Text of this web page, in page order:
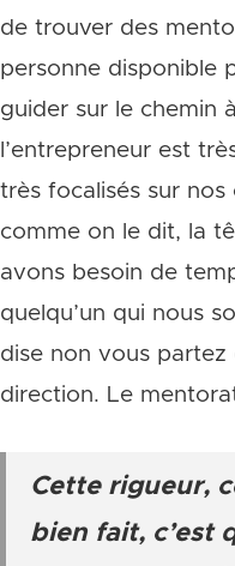
de trouver des
personne disponible
guider sur le chemin
l’entrepreneur est
très focalisés sur
comme on le dit, la
avons besoin de
quelqu’un qui nous
dise non vous partez
direction. Le
Cette rigueur,
bien fait, c’est